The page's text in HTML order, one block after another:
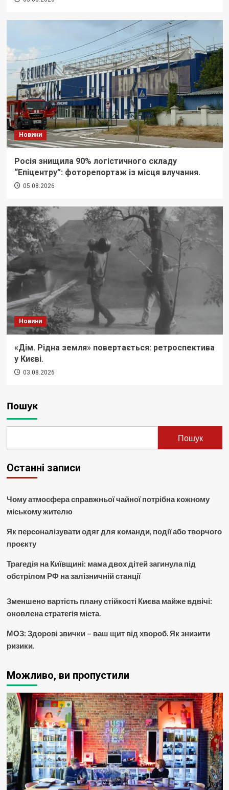
Новини
Росія знищила 90% логістичного складу
“Епіцентру”: фоторепортаж із місця влучання.
05.08.2026
Новини
«Дім. Рідна земля» повертається: ретроспектива
у Києві.
03.08.2026
Пошук
Пошук
Останні записи
Чому атмосфера справжньої чайної потрібна кожному
міському жителю
Як персоналізувати одяг для команди, події або творчого
проєкту
Трагедія на Київщині: мама двох дітей загинула під
обстрілом РФ на залізничній станції
Зменшено вартість плану стійкості Києва майже вдвічі:
оновлена стратегія міста.
МОЗ: Здорові звички – ваш щит від хвороб. Як знизити
ризики.
Можливо, ви пропустили